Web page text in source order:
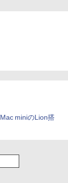
miniのLion搭